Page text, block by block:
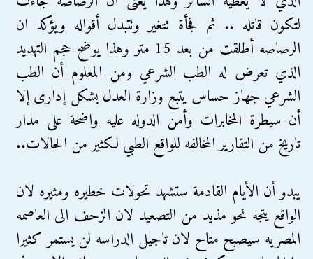
لتكون قاتله .. ثم فجأة تتغير وتتبدل أقواله ويؤكد ان
الرصاصه أطلقت من بعد 15 متر وهذا يوضح حجم التهديد
الذي تعرض له الطب الشرعي ومن المعلوم أن الطب
الشرعي جهاز حساس يتبع وزارة العدل بشكل إدارى إلا
أن سيطرة المخابرات وأمن الدوله عليه واضحة على مدار
تاريخ من التقارير المخالفه للواقع الطبي لكثير من الحالات..
يبدو أن الأيام القادمة ستشهد تحولات خطيره ومثيره لان
الواقع يتجه نحو مذيد من التصعيد لان الزحف الى العاصمه
المصريه سيصبح متاح لان تاجيل الدراسه لن يستمر كثيرا